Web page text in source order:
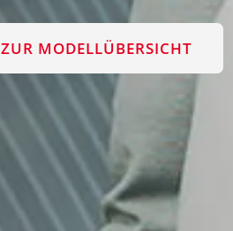
ZUR MODELLÜBERSICHT